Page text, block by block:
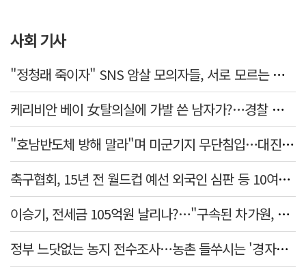
사회 기사
"정청래 죽이자" SNS 암살 모의자들, 서로 모르는 사이였다…檢송치
케리비안 베이 女탈의실에 가발 쓴 남자가?…경찰 추적 중
"호남반도체 방해 말라"며 미군기지 무단침입…대진연 회원 3명 '구속'
축구협회, 15년 전 월드컵 예선 외국인 심판 등 10여명에 '성 접대'
이승기, 전세금 105억원 날리나?…"구속된 차가원, 형사 범죄 영역"
정부 느닷없는 농지 전수조사…농촌 들쑤시는 '경자유전'의 칼날